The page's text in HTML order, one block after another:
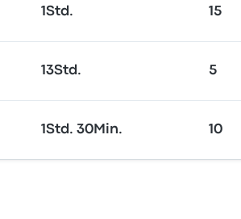
1Std. 15
13Std. 5
1Std. 30Min. 10